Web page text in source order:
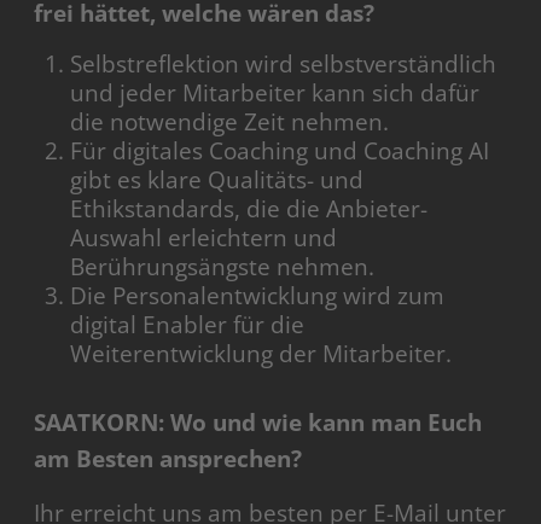
frei hättet, welche wären das?
Selbstreflektion wird selbstverständlich
und jeder Mitarbeiter kann sich dafür
die notwendige Zeit nehmen.
Für digitales Coaching und Coaching AI
gibt es klare Qualitäts- und
Ethikstandards, die die Anbieter-
Auswahl erleichtern und
Berührungsängste nehmen.
Die Personalentwicklung wird zum
digital Enabler für die
Weiterentwicklung der Mitarbeiter.
SAATKORN: Wo und wie kann man Euch
am Besten ansprechen?
Ihr erreicht uns am besten per E-Mail unter